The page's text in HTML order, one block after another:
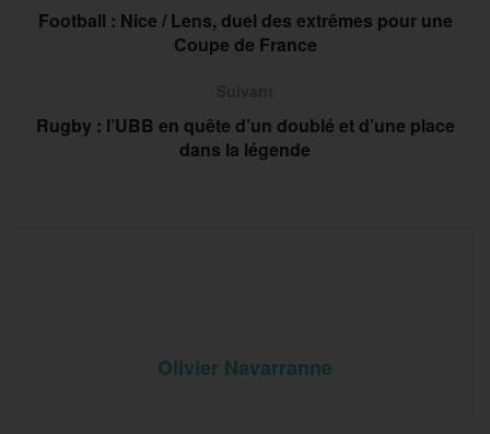
Football : Nice / Lens, duel des extrêmes pour une
Coupe de France
Rugby : l’UBB en quête d’un doublé et d’une place
dans la légende
Olivier Navarranne